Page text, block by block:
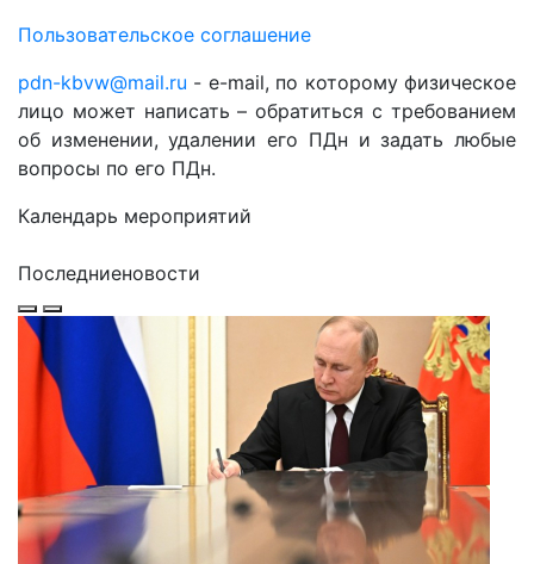
Пользовательское соглашение
pdn-kbvw@mail.ru - e-mail, по которому физическое
лицо может написать – обратиться с требованием
об изменении, удалении его ПДн и задать любые
вопросы по его ПДн.
Календарь мероприятий
Последниеновости